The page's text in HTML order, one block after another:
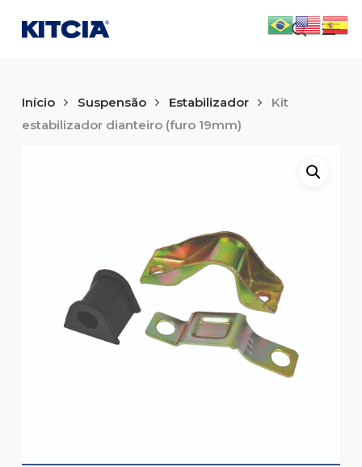
main
search
Início Suspensão Estabilizador
Kit
estabilizador dianteiro (furo 19mm)